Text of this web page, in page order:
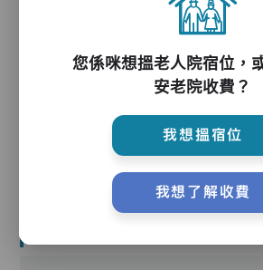
護理評估、執藥、核派藥、量度生
浴、餵飯、換尿片
您係咪想搵老人院宿位，
安老院收費？
我想搵宿位
我想了解收費